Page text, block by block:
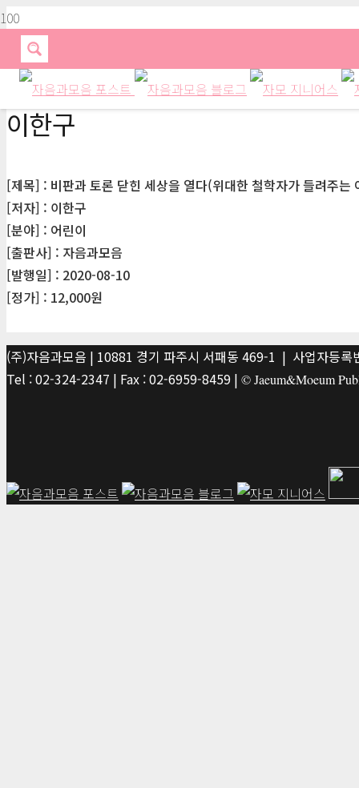
이한구
[제목] : 비판과 토론 닫힌 세상을 열다(위대한 철학자가 들려주는
[저자] : 이한구
[분야] : 어린이
[출판사] : 자음과모음
[발행일] : 2020-08-10
[정가] : 12,000원
(주)자음과모음 | 10881 경기 파주시 서패동 469-1 | 사업자등
Tel : 02-324-2347 | Fax : 02-6959-8459 | © Jaeum&Moeum